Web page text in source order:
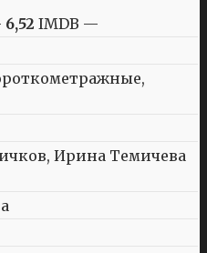
6,52 IMDB —
Ирина Темичева